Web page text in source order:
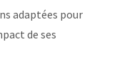
adaptées pour
de ses